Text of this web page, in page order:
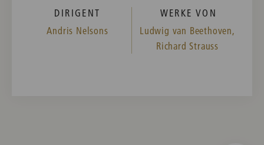
DIRIGENT
Andris Nelsons
WERKE VON
Ludwig van Beethoven,
Richard Strauss